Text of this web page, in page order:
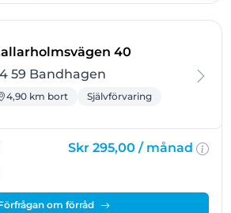
40
59 Bandhagen
4,90 km bort Självförvaring
Skr 295,00 / månad
om förråd